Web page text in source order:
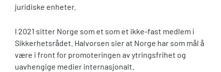
juridiske enheter.
I 2021 sitter Norge som et som et ikke-fast medlem i
Sikkerhetsrådet. Halvorsen sier at Norge har som mål å
være i front for promoteringen av ytringsfrihet og
uavhengige medier internasjonalt.